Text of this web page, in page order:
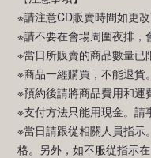
※請注意CD販賣時間如更改
※請不要在會場周圍夜排，
※當日所販賣的商品數量已
※商品一經購買，不能退貨
※預約後請將商品費用和運
※支付方法只能用現金。請
※當日請跟從相關人員指示
格。另外，如不服從指示